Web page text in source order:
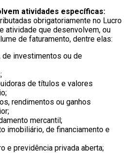
atividades específicas:
obrigatoriamente no Lucro
atividade que desenvolvem, ou
de faturamento, dentre elas:
de investimentos ou de
de títulos e valores
rendimentos ou ganhos
mercantil;
imobiliário, de financiamento e
e previdência privada aberta;